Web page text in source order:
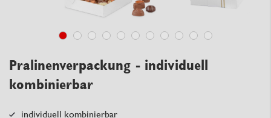
Pralinenverpackung - individuell
kombinierbar
individuell kombinierbar